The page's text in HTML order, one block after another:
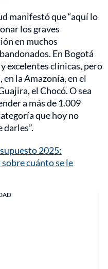
manifestó que “aquí lo
los graves
en muchos
En Bogotá
excelentes clínicas, pero
la Amazonía, en el
el Chocó. O sea
a más de 1.009
que hoy no
2025:
cuánto se le